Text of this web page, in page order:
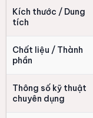
Kích thước / Dung
tích
Chất liệu / Thành
phần
Thông số kỹ thuật
chuyên dụng